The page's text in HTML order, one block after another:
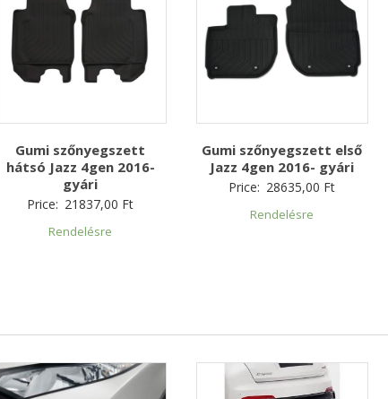
Gumi szőnyegszett
hátsó Jazz 4gen 2016-
gyári
Price: 21837,00 Ft
Rendelésre
Gumi szőnyegszett első
Jazz 4gen 2016- gyári
Price: 28635,00 Ft
Rendelésre